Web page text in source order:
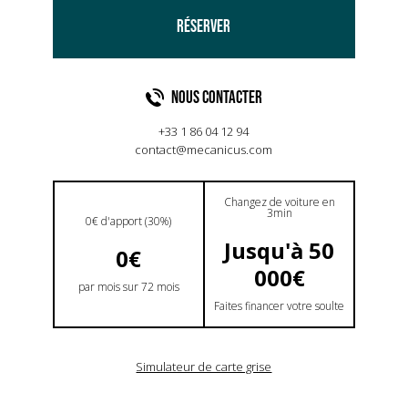
tableau de bord ergonomique et des matériaux
haut de gamme. La Carrera S de 2013 reste un
RÉSERVER
NOUS CONTACTER
+33 1 86 04 12 94
contact@mecanicus.com
0€ d'apport (30%)
0€
par mois sur 72 mois
Changez de voiture en
3min
Jusqu'à 50
000€
Faites financer votre soulte
Simulateur de carte grise